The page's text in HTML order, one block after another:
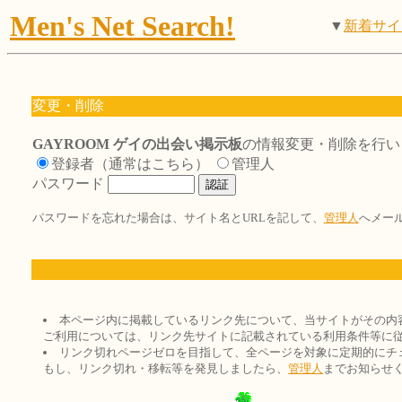
Men's Net Search! ▼ 新着サ
変更・削除
GAYROOM ゲイの出会い掲示板の情報変更・削除を行
登録者（通常はこちら）
管理人
パスワード
パスワードを忘れた場合は、サイト名とURLを記して、 管理人へメー
本ページ内に掲載しているリンク先について、当サイトがその
ご利用については、リンク先サイトに記載されている利用条件等に
リンク切れページゼロを目指して、全ページを対象に定期的に
もし、リンク切れ・移転等を発見しましたら、 管理人 までお知らせ